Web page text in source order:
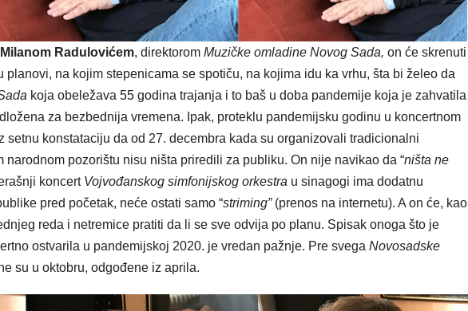
Milanom Radulovićem, direktorom Muzičke omladine Novog Sada, on će skrenuti
planovi, na kojim stepenicama se spotiču, na kojima idu ka vrhu, šta bi želeo da
koja obeležava 55 godina trajanja i to baš u doba pandemije koja je zahvatila
za bezbednija vremena. Ipak, proteklu pandemijsku godinu u koncertnom
setnu konstataciju da od 27. decembra kada su organizovali tradicionalni
narodnom pozorištu nisu ništa priredili za publiku. On nije navikao da “ništa ne
koncert Vojvođanskog simfonijskog orkestra u sinagogi ima dodatnu
pred početak, neće ostati samo “striming”(prenos na internetu). A on će, kao
reda i netremice pratiti da li se sve odvija po planu. Spisak onoga što je
ostvarila u pandemijskoj 2020. je vredan pažnje. Pre svega Novosadske
su u oktobru, odgođene iz aprila.